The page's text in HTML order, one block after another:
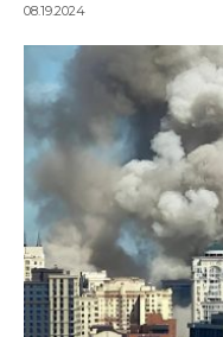
08.19.2024